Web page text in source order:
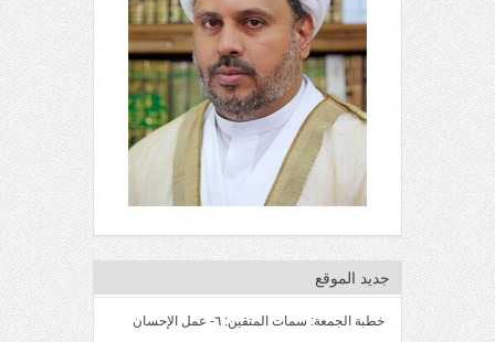
جديد الموقع
خطبة الجمعة: سمات المتقين: ٦- عمل الإحسان